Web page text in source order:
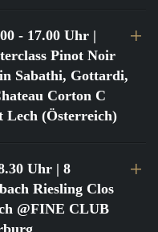
- 17.00 Uhr |
Pinot Noir
Sabathi, Gottardi,
Corton C
Lech (Österreich)
Uhr | 8
Riesling Clos
@FINE CLUB